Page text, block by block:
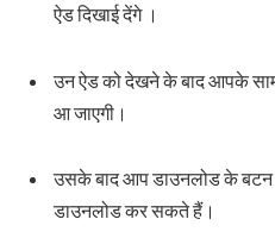
ऐड दिखाई देंगे ।
उन ऐड को देखने के बाद आपके
आ जाएगी।
उसके बाद आप डाउनलोड के
डाउनलोड कर सकते हैं।